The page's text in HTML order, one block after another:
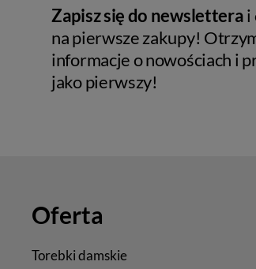
Zapisz się do newsletterai
na pierwsze zakupy!
informacje o nowościach i
jako pierwszy!
Oferta
Torebki damskie